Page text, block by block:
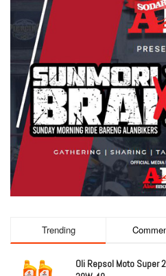
Trending
Oli Repsol Moto Super